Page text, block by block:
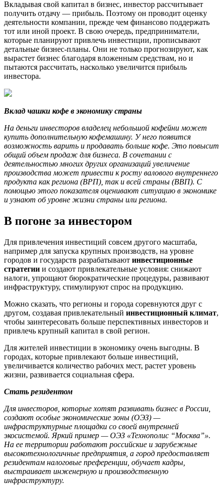
Вкладывая свой капитал в бизнес, инвестор рассчитывает
получить отдачу — прибыль. Поэтому он проводит оценку
деятельности компании, прежде чем финансово поддержать
тот или иной проект. В свою очередь, предприниматели,
которые планируют привлечь инвестиции, прописывают
детальные бизнес-планы. Они не только прогнозируют, как
вырастет бизнес благодаря вложенным средствам, но и
пытаются рассчитать, насколько увеличится прибыль
инвестора.
Вклад чашки кофе в экономику страны
На деньги инвесторов владелец небольшой кофейни может
купить дополнительную кофемашину. У него появится
возможность варить и продавать больше кофе. Это повысит
общий объем продаж для бизнеса. В сочетании с
деятельностью многих других организаций увеличение
производства может привести к росту валового внутреннего
продукта как региона (ВРП), так и всей страны (ВВП). С
помощью этого показателя оценивают ситуацию в экономике
и узнают об уровне жизни страны или региона.
В погоне за инвестором
Для привлечения инвестиций совсем другого масштаба,
например для запуска крупных производств, на уровне
городов и государств разрабатывают инвестиционные
стратегии и создают привлекательные условия: снижают
налоги, упрощают бюрократические процедуры, развивают
инфраструктуру, стимулируют спрос на продукцию.
Можно сказать, что регионы и города соревнуются друг с
другом, создавая привлекательный инвестиционный климат,
чтобы заинтересовать больше перспективных инвесторов и
привлечь крупный капитал в свой регион.
Для жителей инвестиции в экономику очень выгодны. В
городах, которые привлекают больше инвестиций,
увеличивается количество рабочих мест, растет уровень
жизни, развивается социальная сфера.
Стать резидентом
Для инвесторов, которые хотят развивать бизнес в России,
создают особые экономические зоны (ОЭЗ) —
инфраструктурные площадки со своей внутренней
экосистемой. Яркий пример — ОЭЗ «Технополис “Москва”».
На ее территории работают российские и зарубежные
высокотехнологичные предприятия, а город предоставляет
резидентам налоговые преференции, обучает кадры,
выстраивает инженерную и производственную
инфраструктуру.